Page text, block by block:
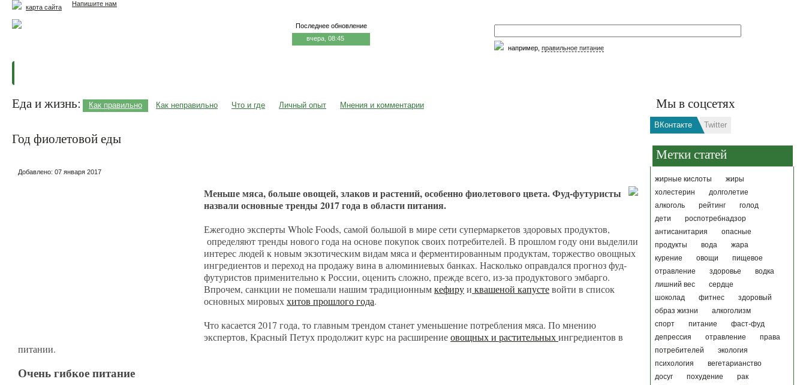
Напишите нам
например, правильное питание
карта сайта
Последнее обновление
вчера, 08:45
Мы в соцсетях
ВКонтакте Twitter
Метки статей
жирные кислоты
жиры
холестерин
долголетие
алкоголь
рейтинг
голод
дети
роспотребнадзор
антисанитария
опасные
продукты
вода
жара
курение
овощи
пищевое
отравление
здоровье
водка
лишний вес
сердце
шоколад
фитнес
здоровый
образ жизни
алкоголизм
спорт
питание
фаст-фуд
депрессия
отравление
права
потребителей
экология
психология
вегетарианство
досуг
похудение
рак
Еда и жизнь: Как правильно Как неправильно Что и где Личный опыт Мнения и комментарии
Год фиолетовой еды
Добавлено: 07 января 2017
Меньше мяса, больше овощей, злаков и растений, особенно фиолетового цвета. Фуд-футуристы
назвали основные тренды 2017 года в области питания.
Ежегодно эксперты Whole Foods, самой большой в мире сети супермаркетов здоровых продуктов,
определяют тренды нового года на основе покупок своих потребителей. В прошлом году они выделили
интерес людей к новым экзотическим видам мяса и ферментированным продуктам, торжество овощных
ингредиентов и переход на продажу вина в алюминиевых банках. Насколько оправдался прогноз фуд-
футуристов применительно к России, оценить сложно, прежде всего, из-за продуктового эмбарго.
Впрочем, санкции не помешали нашим традиционнымкефируи квашеной капустевойти в список
основных мировыххитов прошлого года.
Что касается 2017 года, то главным трендом станет уменьшение потребления мяса. По мнению
экспертов, Красный Петух продолжит курс на расширениеовощных и растительныхингредиентов в
питании.
Очень гибкое питание